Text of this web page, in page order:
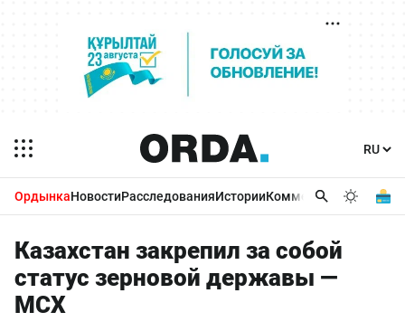
ОрдынкаНовостиРасследованияИсторииКомментарииБизнес
Казахстан закрепил за собой
статус зерновой державы —
МСХ